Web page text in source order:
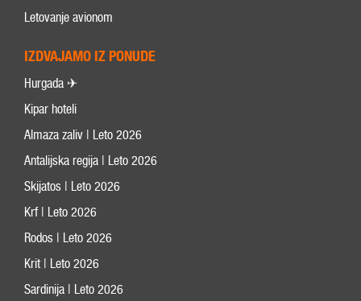
Letovanje avionom
IZDVAJAMO IZ PONUDE
Hurgada ✈
Kipar hoteli
Almaza zaliv | Leto 2026
Antalijska regija | Leto 2026
Skijatos | Leto 2026
Krf | Leto 2026
Rodos | Leto 2026
Krit | Leto 2026
Sardinija | Leto 2026